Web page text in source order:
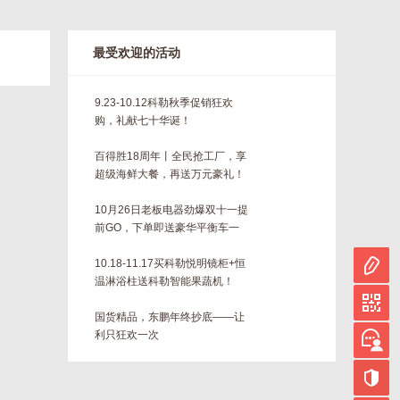
最受欢迎的活动
9.23-10.12科勒秋季促销狂欢
购，礼献七十华诞！
百得胜18周年丨全民抢工厂，享
超级海鲜大餐，再送万元豪礼！
10月26日老板电器劲爆双十一提
前GO，下单即送豪华平衡车一
10.18-11.17买科勒悦明镜柜+恒
温淋浴柱送科勒智能果蔬机！
国货精品，东鹏年终抄底——让
利只狂欢一次